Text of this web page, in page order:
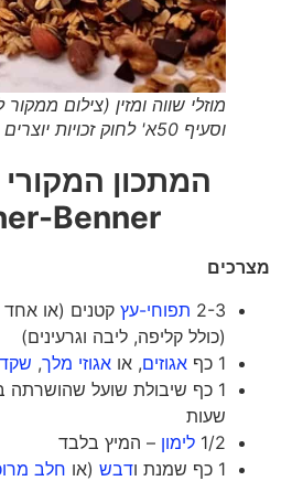
וסעיף 50א' לחוק זכויות יוצרים תשס"ח 2007)
המתכון המקורי
Benner
מצרכים
2-3 תפוחי-עץקטנים (או אחד
(כולל קליפה, ליבה וגרעינים)
1 כף
אגוזים, או אגוזי מלך,שקדים
שעות
1/2 לימון– המיץ בלבד
1 כף שמנת ו
דבש(אוחלב מרוכז